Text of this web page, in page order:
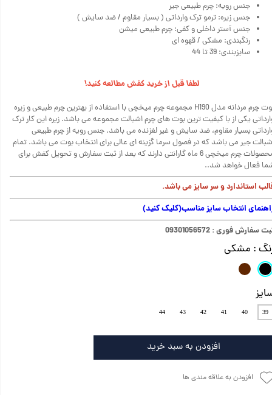
جنس رویه: چرم طبیعی جیر
جنس زیره: ترمو ترک وارداتی ( بسیار مقاوم / ضد سایش )
جنس آستر داخلی و کفی: چرم طبیعی میشن
رنگبندی: مشکی / قهوه ای
سایزبندی: 39 تا 44
لطفا قبل از خرید کفش مطالعه کنید!
بوت چرم مردانه مدل H190 مجموعه چرم میخچی با استفاده از بهترین چرم طبیعی و زیره
یکی از با کیفیت ترین بوت های چرم اشبالت مجموعه می باشد. زیره این کار ترک
بسیار مقاوم، ضد سایش و غیر لغزنده می باشد. جنس رویه از چرم طبیعی
جیر می باشد که در فصول سرما گزینه ای عالی برای انتخاب بوت می باشد. تمام
محصولات چرم میخچی 6 ماه گارانتی دارند که بعد از ثبت سفارش و تحویل کفش برای
فعال خواهد شد..
استاندارد و سر سایز می باشد.
انتخاب سایز مناسب(کلیک کنید)
سفارش فوری : 09301056572
: مشکی
39
40
41
42
43
44
افزودن به سبد خرید
افزودن به علاقه مندی ها